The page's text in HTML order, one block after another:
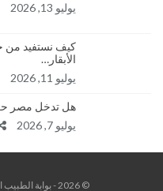
يوليو 13, 2026
كيف نستفيد من
الأبقار…
يوليو 11, 2026
هل تدخل مصر
يوليو 7, 2026
© 2026 - بوابة الطبيب البيطري. All Rights Reserved.